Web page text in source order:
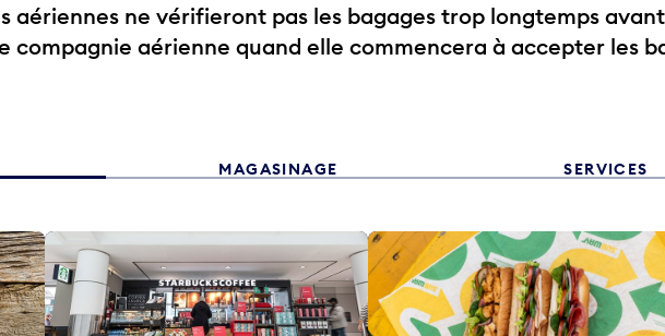
aériennes ne vérifieront pas les bagages trop longtemps
compagnie aérienne quand elle commencera à accepter les
MAGASINAGE SERVICES